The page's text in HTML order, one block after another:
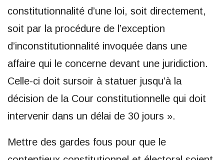
constitutionnalité d’une loi, soit directement,
soit par la procédure de l’exception
d’inconstitutionnalité invoquée dans une
affaire qui le concerne devant une juridiction.
Celle-ci doit sursoir à statuer jusqu’à la
décision de la Cour constitutionnelle qui doit
intervenir dans un délai de 30 jours ».
Mettre des gardes fous pour que le